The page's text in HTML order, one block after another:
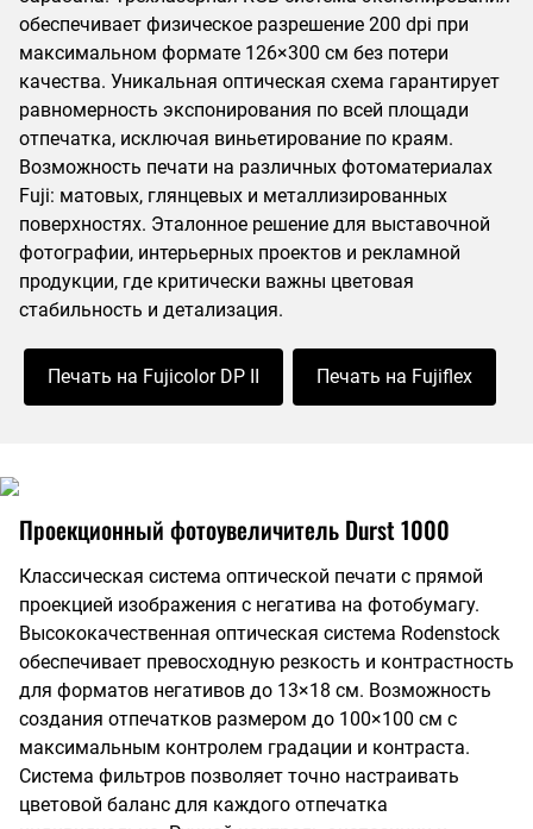
обеспечивает физическое разрешение 200 dpi при
максимальном формате 126×300 см без потери
качества. Уникальная оптическая схема гарантирует
равномерность экспонирования по всей площади
отпечатка, исключая виньетирование по краям.
Возможность печати на различных фотоматериалах
Fuji: матовых, глянцевых и металлизированных
поверхностях. Эталонное решение для выставочной
фотографии, интерьерных проектов и рекламной
продукции, где критически важны цветовая
стабильность и детализация.
Печать на Fujicolor DP II Печать на Fujiflex
Проекционный фотоувеличитель Durst 1000
Классическая система оптической печати с прямой
проекцией изображения с негатива на фотобумагу.
Высококачественная оптическая система Rodenstock
обеспечивает превосходную резкость и контрастность
для форматов негативов до 13×18 см. Возможность
создания отпечатков размером до 100×100 см с
максимальным контролем градации и контраста.
Система фильтров позволяет точно настраивать
цветовой баланс для каждого отпечатка